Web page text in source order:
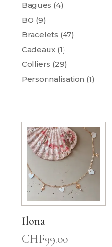
Bagues (4)
BO (9)
Bracelets (47)
Cadeaux (1)
Colliers (29)
Personnalisation (1)
Ilona
CHF99.00